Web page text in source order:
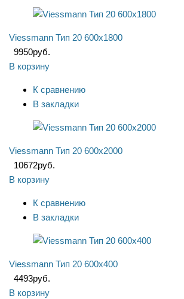
Viessmann Тип 20 600x1800
9950руб.
В корзину
К сравнению
В закладки
Viessmann Тип 20 600x2000
10672руб.
В корзину
К сравнению
В закладки
Viessmann Тип 20 600x400
4493руб.
В корзину